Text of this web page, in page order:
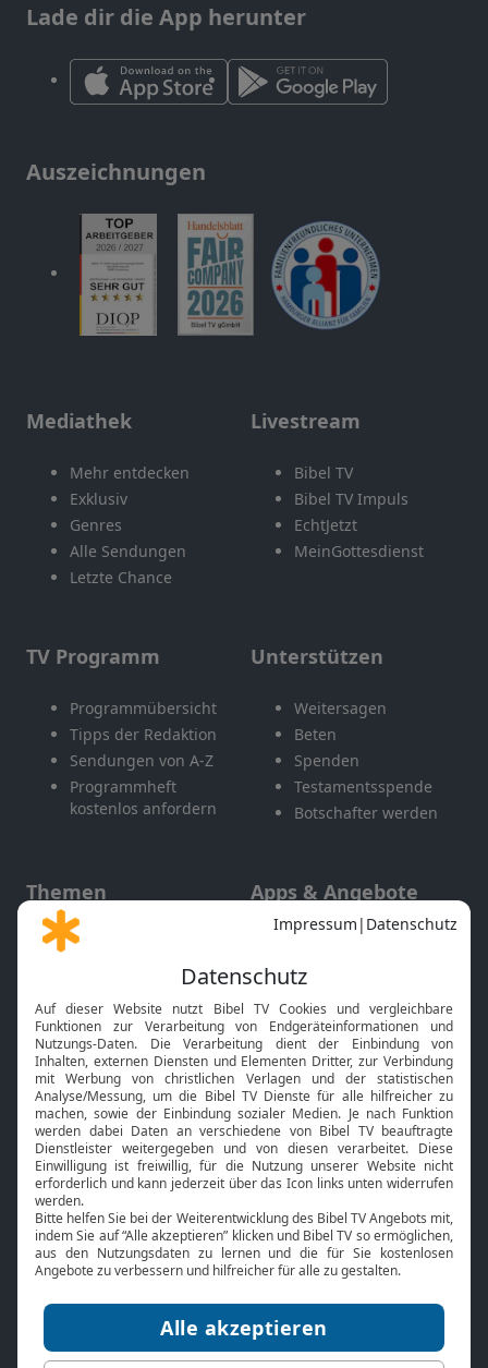
Lade dir die App herunter
Auszeichnungen
Mediathek
Mehr entdecken
Exklusiv
Genres
Alle Sendungen
Letzte Chance
Livestream
Bibel TV
Bibel TV Impuls
EchtJetzt
MeinGottesdienst
TV Programm
Programmübersicht
Tipps der Redaktion
Sendungen von A-Z
Programmheft
kostenlos anfordern
Unterstützen
Weitersagen
Beten
Spenden
Testamentsspende
Botschafter werden
Themen
Gott und Bibel erklärt
Neuigkeiten
Apps & Angebote
Mobile App
Smart TV
HbbTV
Bibelthek Online-Bibel
Nächster Gottesdienst
Bibel TV
Über uns
Jobs
Mediadaten
Service
Kontakt
TV-Empfang